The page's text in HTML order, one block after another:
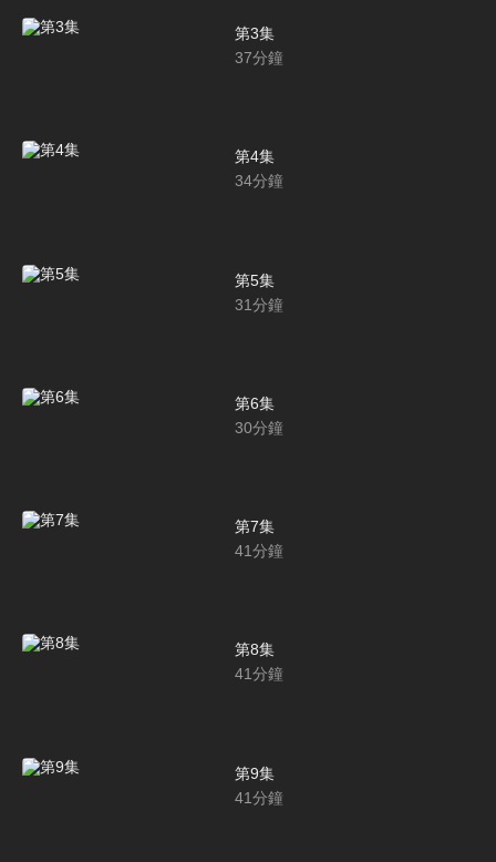
第3集
37分鐘
第4集
34分鐘
第5集
31分鐘
第6集
30分鐘
第7集
41分鐘
第8集
41分鐘
第9集
41分鐘